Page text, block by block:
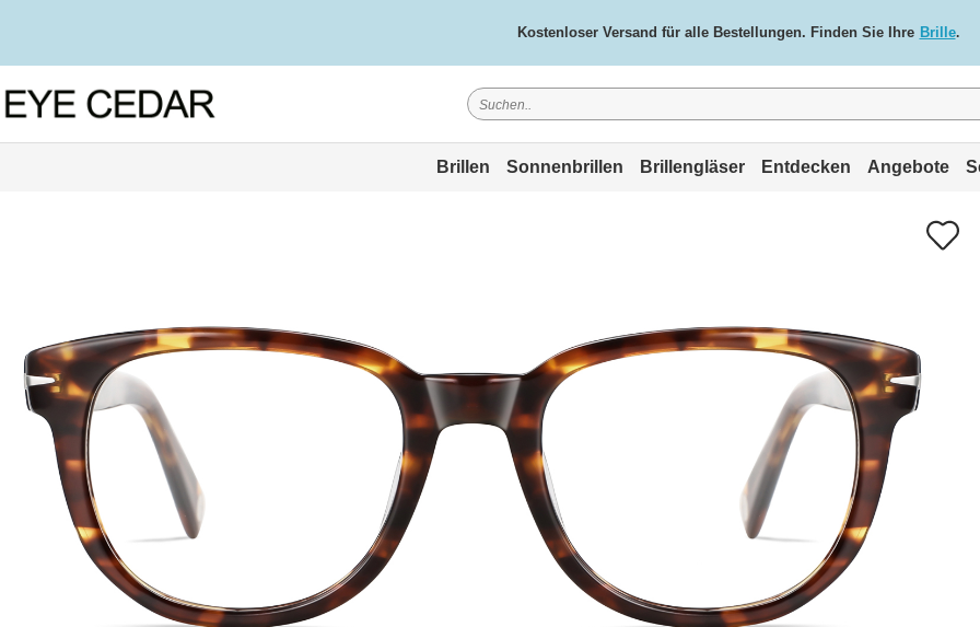
Je mehr Sie ausgeben, desto mehr sparen Sie: Erhalten Sie bis zu 50 € Rabatt auf Ihre
Kostenloser Versand für alle Bestellungen. Finden Sie Ihre Brille.
Brillen Sonnenbrillen Brillengläser Entdecken Angebote